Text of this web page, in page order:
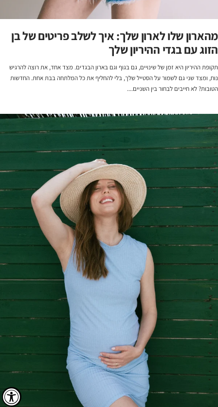
מהארון שלו לארון שלך: איך לשלב פריטים של בן
הזוג עם בגדי ההיריון שלך
תקופת ההיריון היא זמן של שינויים, גם בגוף וגם בארון הבגדים. מצד אחד, את רוצה להרגיש
נוח, ומצד שני גם לשמור על הסטייל שלך, בלי להחליף את כל המלתחה בבת אחת. החדשות
הטובות? לא חייבים לבחור בין השניים....